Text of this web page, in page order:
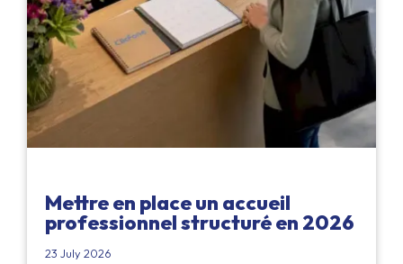
Mettre en place un accueil
professionnel structuré en 2026
23 July 2026